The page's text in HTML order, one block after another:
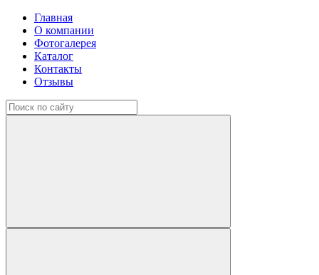
Главная
О компании
Фотогалерея
Каталог
Контакты
Отзывы